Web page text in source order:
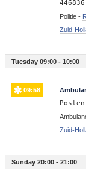
446836
Politie -
Zuid-
Tuesday 09:00 - 10:00
09:58
Zuid-
Sunday 20:00 - 21:00